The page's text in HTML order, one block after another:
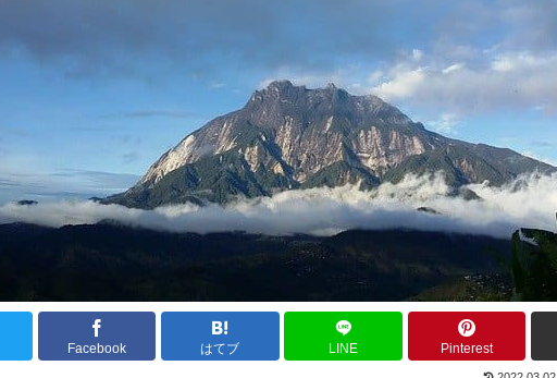
Facebook はてブ LINE Pinterest